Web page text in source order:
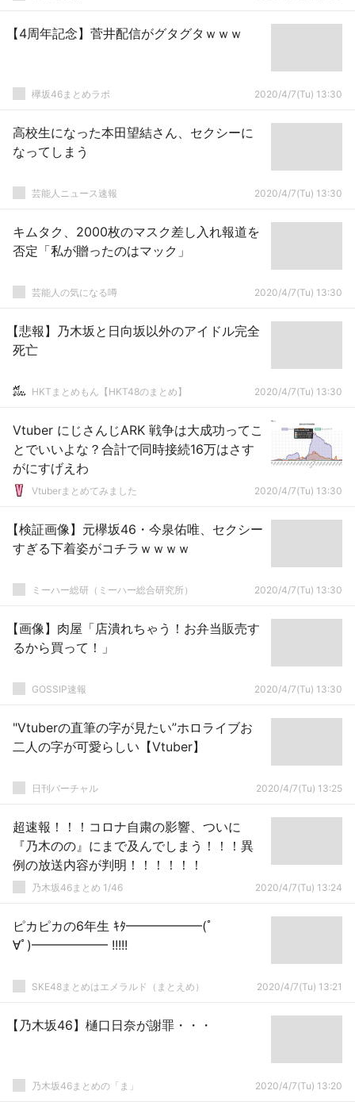
【4周年記念】菅井配信がグタグタｗｗｗ
欅坂46まとめラボ 2020/4/7(Tu) 13:30
高校生になった本田望結さん、セクシーに
なってしまう
芸能人ニュース速報 2020/4/7(Tu) 13:30
キムタク、2000枚のマスク差し入れ報道を
否定「私が贈ったのはマック」
芸能人の気になる噂 2020/4/7(Tu) 13:30
【悲報】乃木坂と日向坂以外のアイドル完全
死亡
HKTまとめもん【HKT48のまとめ】 2020/4/7(Tu) 13:30
Vtuber にじさんじARK 戦争は大成功ってこ
とでいいよな？合計で同時接続16万はさす
がにすげえわ
Vtuberまとめてみました 2020/4/7(Tu) 13:30
【検証画像】元欅坂46・今泉佑唯、セクシー
すぎる下着姿がコチラｗｗｗｗ
ミーハー総研（ミーハー総合研究所） 2020/4/7(Tu) 13:30
【画像】肉屋「店潰れちゃう！お弁当販売す
るから買って！」
GOSSIP速報 2020/4/7(Tu) 13:30
"Vtuberの直筆の字が見たい”ホロライブお
二人の字が可愛らしい【Vtuber】
日刊バーチャル 2020/4/7(Tu) 13:25
超速報！！！コロナ自粛の影響、ついに
『乃木のの』にまで及んでしまう！！！異
例の放送内容が判明！！！！！！
乃木坂46まとめ 1/46 2020/4/7(Tu) 13:24
ピカピカの6年生 ｷﾀ━━━━━━(ﾟ
∀ﾟ)━━━━━━ !!!!!
SKE48まとめはエメラルド（まとえめ） 2020/4/7(Tu) 13:21
【乃木坂46】樋口日奈が謝罪・・・
乃木坂46まとめの「ま」 2020/4/7(Tu) 13:20